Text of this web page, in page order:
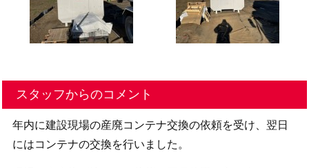
スタッフからのコメント
年内に建設現場の産廃コンテナ交換の依頼を受け、翌日
にはコンテナの交換を行いました。